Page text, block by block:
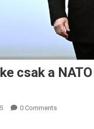
csak a
0 Comments